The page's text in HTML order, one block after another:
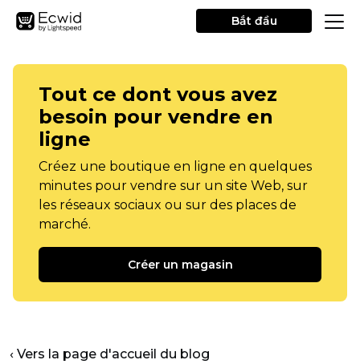
Bắt đầu
Tout ce dont vous avez
besoin pour vendre en
ligne
Créez une boutique en ligne en quelques
minutes pour vendre sur un site Web, sur
les réseaux sociaux ou sur des places de
marché.
Créer un magasin
‹ Vers la page d'accueil du blog